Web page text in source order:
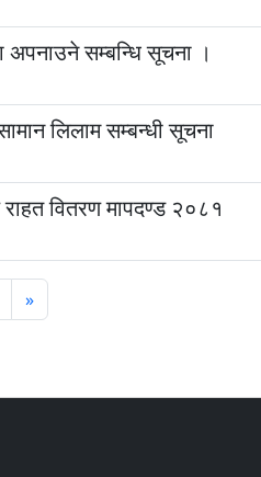
अपनाउने सम्बन्धि सूचना ।
लिलाम सम्बन्धी सूचना
वितरण मापदण्ड २०८१
»